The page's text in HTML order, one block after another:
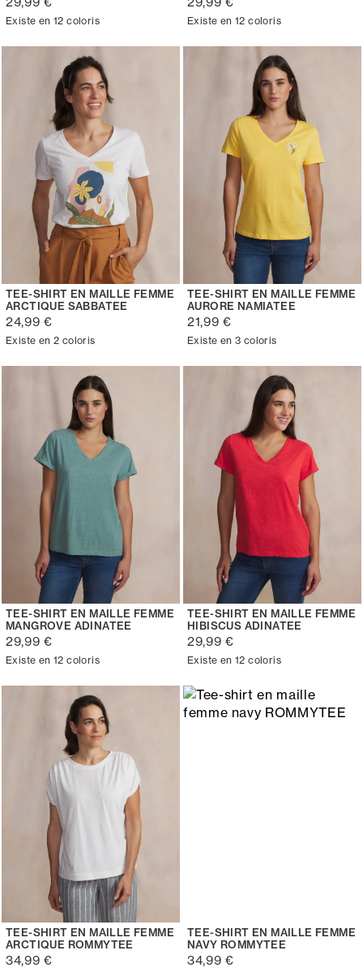
Existe en 12 coloris Existe en 12 coloris
TEE-SHIRT EN MAILLE FEMME
ARCTIQUE SABBATEE
24,99 €
Existe en 2 coloris
TEE-SHIRT EN MAILLE FEMME
AURORE NAMIATEE
21,99 €
Existe en 3 coloris
TEE-SHIRT EN MAILLE FEMME
MANGROVE ADINATEE
29,99 €
Existe en 12 coloris
TEE-SHIRT EN MAILLE FEMME
HIBISCUS ADINATEE
29,99 €
Existe en 12 coloris
TEE-SHIRT EN MAILLE FEMME
ARCTIQUE ROMMYTEE
34,99 €
TEE-SHIRT EN MAILLE FEMME
NAVY ROMMYTEE
34,99 €